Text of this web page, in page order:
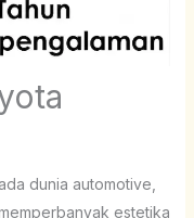
dunia automotive,
estetika